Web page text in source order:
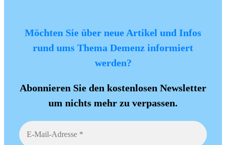
Möchten Sie über neue Artikel und Infos
rund ums Thema Demenz informiert
werden?
Abonnieren Sie den kostenlosen Newsletter
um nichts mehr zu verpassen.